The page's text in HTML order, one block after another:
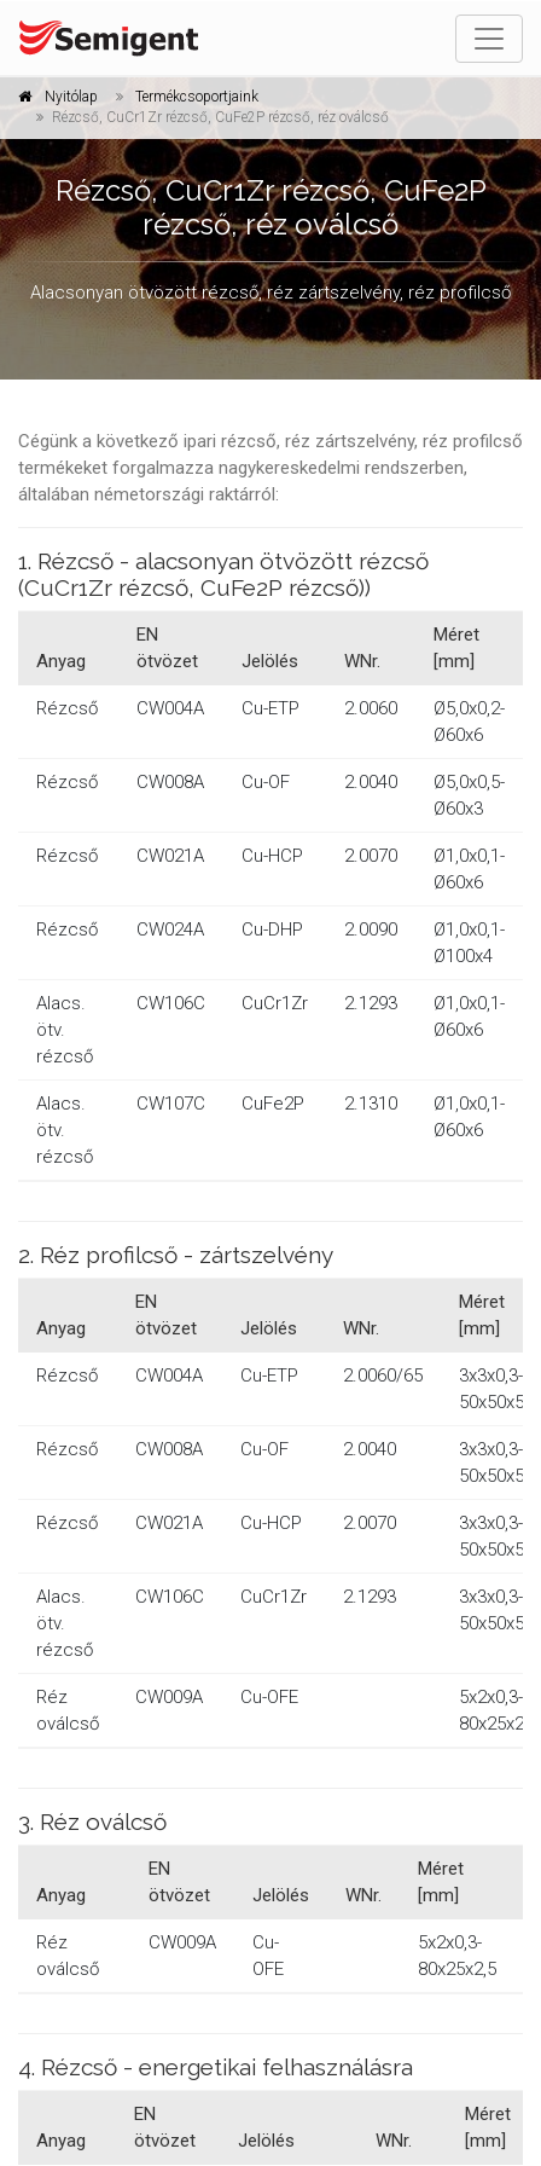
Nyitólap
Termékcsoportjaink
Rézcső, CuCr1Zr rézcső, CuFe2P rézcső, réz oválcső
Rézcső, CuCr1Zr rézcső, CuFe2P
rézcső, réz oválcső
Alacsonyan ötvözött rézcső, réz zártszelvény, réz profilcső
Cégünk a következő ipari rézcső, réz zártszelvény, réz profilcső
termékeket forgalmazza nagykereskedelmi rendszerben,
általában németországi raktárról:
1. Rézcső - alacsonyan ötvözött rézcső
(CuCr1Zr rézcső, CuFe2P rézcső))
Anyag
EN
ötvözet
Jelölés WNr.
Méret
[mm]
Rézcső CW004A Cu-ETP 2.0060
Ø5,0x0,2-
Ø60x6
Rézcső CW008A Cu-OF 2.0040
Ø5,0x0,5-
Ø60x3
Rézcső CW021A Cu-HCP 2.0070
Ø1,0x0,1-
Ø60x6
Rézcső CW024A Cu-DHP 2.0090
Ø1,0x0,1-
Ø100x4
Alacs.
ötv.
rézcső
CW106C CuCr1Zr 2.1293
Ø1,0x0,1-
Ø60x6
Alacs.
ötv.
rézcső
CW107C CuFe2P 2.1310
Ø1,0x0,1-
Ø60x6
2. Réz profilcső - zártszelvény
Anyag
EN
ötvözet
Jelölés WNr.
Méret
[mm]
Rézcső CW004A Cu-ETP 2.0060/65
3x3x0,3-
50x50x5
Rézcső CW008A Cu-OF 2.0040
3x3x0,3-
50x50x5
Rézcső CW021A Cu-HCP 2.0070
3x3x0,3-
50x50x5
Alacs.
ötv.
rézcső
CW106C CuCr1Zr 2.1293
3x3x0,3-
50x50x5
Réz
oválcső
CW009A Cu-OFE
5x2x0,3-
80x25x2,5
3. Réz oválcső
Anyag
EN
ötvözet
Jelölés WNr.
Méret
[mm]
Réz
oválcső
CW009A
Cu-
OFE
5x2x0,3-
80x25x2,5
4. Rézcső - energetikai felhasználásra
Anyag
EN
ötvözet
Jelölés WNr.
Méret
[mm]